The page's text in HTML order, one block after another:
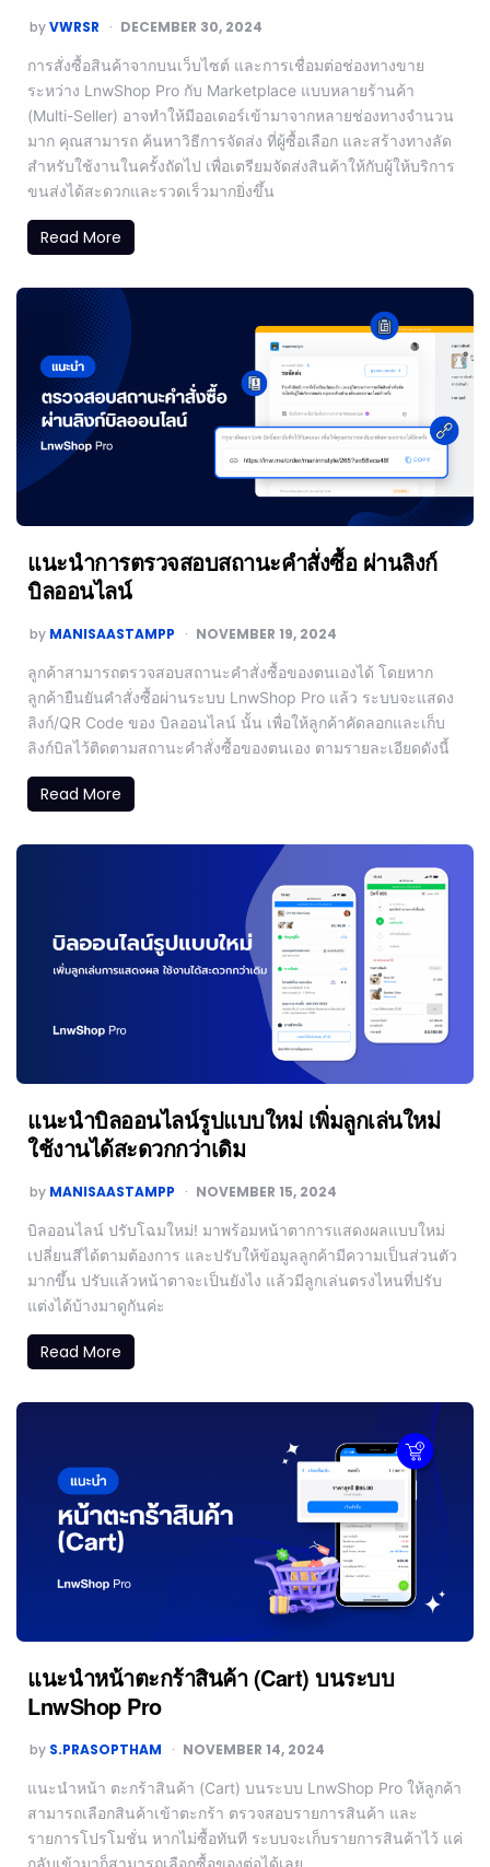
byVWRSR DECEMBER 30, 2024
การสั่งซื้อสินค้าจากบนเว็บไซต์ และการเชื่อมต่อช่องทางขาย
ระหว่าง LnwShop Pro กับ Marketplace แบบหลายร้านค้า
(Multi-Seller) อาจทำให้มีออเดอร์เข้ามาจากหลายช่องทางจำนวน
มาก คุณสามารถ ค้นหาวิธีการจัดส่ง ที่ผู้ซื้อเลือก และสร้างทางลัด
สำหรับใช้งานในครั้งถัดไป เพื่อเตรียมจัดส่งสินค้าให้กับผู้ให้บริการ
ขนส่งได้สะดวกและรวดเร็วมากยิ่งขึ้น
Read More
แนะนำการตรวจสอบสถานะคำสั่งซื้อ ผ่านลิงก์
บิลออนไลน์
by MANISAASTAMPP NOVEMBER 19, 2024
ลูกค้าสามารถตรวจสอบสถานะคำสั่งซื้อของตนเองได้ โดยหาก
ลูกค้ายืนยันคำสั่งซื้อผ่านระบบ LnwShop Pro แล้ว ระบบจะแสดง
ลิงก์/QR Code ของ บิลออนไลน์ นั้น เพื่อให้ลูกค้าคัดลอกและเก็บ
ลิงก์บิลไว้ติดตามสถานะคำสั่งซื้อของตนเอง ตามรายละเอียดดังนี้
Read More
แนะนำบิลออนไลน์รูปแบบใหม่ เพิ่มลูกเล่นใหม่
ใช้งานได้สะดวกกว่าเดิม
by MANISAASTAMPP NOVEMBER 15, 2024
บิลออนไลน์ ปรับโฉมใหม่! มาพร้อมหน้าตาการแสดงผลแบบใหม่
เปลี่ยนสีได้ตามต้องการ และปรับให้ข้อมูลลูกค้ามีความเป็นส่วนตัว
มากขึ้น ปรับแล้วหน้าตาจะเป็นยังไง แล้วมีลูกเล่นตรงไหนที่ปรับ
แต่งได้บ้างมาดูกันค่ะ
Read More
แนะนำหน้าตะกร้าสินค้า (Cart) บนระบบ
LnwShop Pro
by S.PRASOPTHAM NOVEMBER 14, 2024
แนะนำหน้า ตะกร้าสินค้า (Cart) บนระบบ LnwShop Pro ให้ลูกค้า
สามารถเลือกสินค้าเข้าตะกร้า ตรวจสอบรายการสินค้า และ
รายการโปรโมชั่น หากไม่ซื้อทันที ระบบจะเก็บรายการสินค้าไว้ แค่
กลับเข้ามาก็สามารถเลือกซื้อของต่อได้เลย